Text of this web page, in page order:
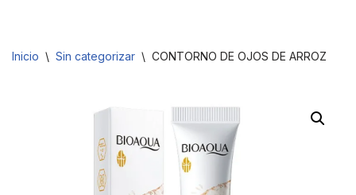
al
Inicio \ Sin categorizar \ CONTORNO DE OJOS DE ARROZ